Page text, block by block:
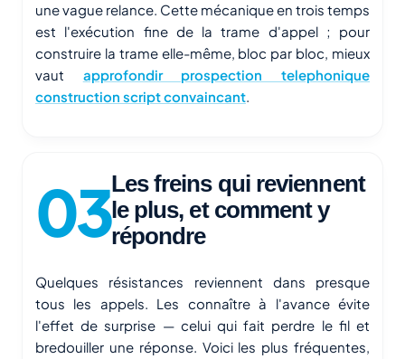
une vague relance. Cette mécanique en trois temps
est l'exécution fine de la trame d'appel ; pour
construire la trame elle-même, bloc par bloc, mieux
vaut approfondir prospection telephonique
construction script convaincant.
Les freins qui reviennent
le plus, et comment y
répondre
Quelques résistances reviennent dans presque
tous les appels. Les connaître à l'avance évite
l'effet de surprise — celui qui fait perdre le fil et
bredouiller une réponse. Voici les plus fréquentes,